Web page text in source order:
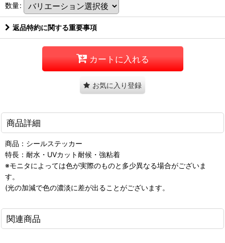
数量:
返品特約に関する重要事項
カートに入れる
お気に入り登録
商品詳細
商品：シールステッカー
特長：耐水・UVカット耐候・強粘着
※モニタによっては色が実際のものと多少異なる場合がございま
す。
(光の加減で色の濃淡に差が出ることがございます。
関連商品